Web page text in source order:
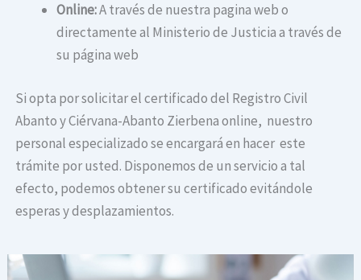
Online:A través de nuestra pagina web o
directamente al Ministerio de Justicia a través de
su página web
Si opta por solicitar el certificado del Registro Civil
Abanto y Ciérvana-Abanto Zierbena online, nuestro
personal especializado se encargará en hacer este
trámite por usted. Disponemos de un servicio a tal
efecto, podemos obtener su certificado evitándole
esperas y desplazamientos.